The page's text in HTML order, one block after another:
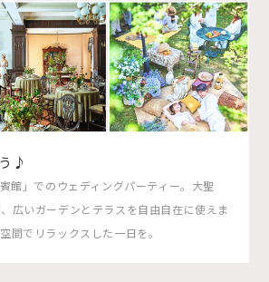
♪
館」でのウェディングパーティー。大聖
広いガーデンとテラスを自由自在に使えま
間でリラックスした一日を。